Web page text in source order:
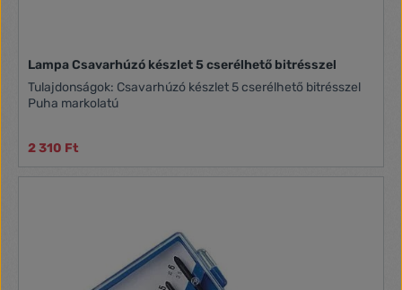
Lampa Csavarhúzó készlet 5 cserélhető bitrésszel
Tulajdonságok: Csavarhúzó készlet 5 cserélhető bitrésszel
Puha markolatú
2 310 Ft